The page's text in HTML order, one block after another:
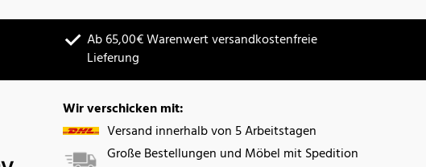
Ab 65,00€ Warenwert versandkostenfreie
Lieferung
Wir verschicken mit:
Versand innerhalb von 5 Arbeitstagen
Große Bestellungen und Möbel mit Spedition